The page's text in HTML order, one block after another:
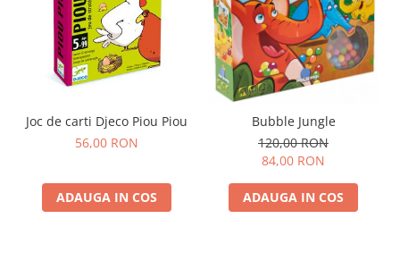
Joc de carti Djeco Piou Piou
56,00 RON
ADAUGA IN COS
Bubble Jungle
120,00 RON
84,00 RON
ADAUGA IN COS